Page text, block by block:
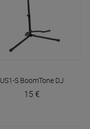
US1-S BoomTone DJ
15 €